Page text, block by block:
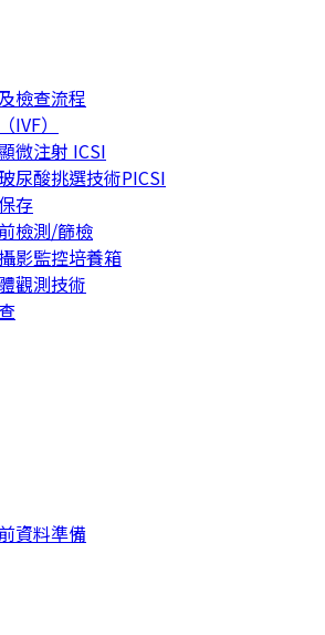
檢查流程
IVF）
微注射 ICSI
尿酸挑選技術PICSI
存
檢測/篩檢
影監控培養箱
觀測技術
資料準備